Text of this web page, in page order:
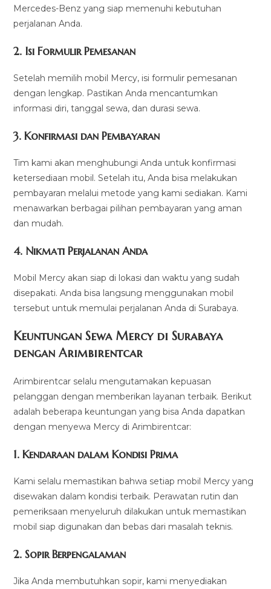
Mercedes-Benz yang siap memenuhi kebutuhan
perjalanan Anda.
2. Isi Formulir Pemesanan
Setelah memilih mobil Mercy, isi formulir pemesanan
dengan lengkap. Pastikan Anda mencantumkan
informasi diri, tanggal sewa, dan durasi sewa.
3. Konfirmasi dan Pembayaran
Tim kami akan menghubungi Anda untuk konfirmasi
ketersediaan mobil. Setelah itu, Anda bisa melakukan
pembayaran melalui metode yang kami sediakan. Kami
menawarkan berbagai pilihan pembayaran yang aman
dan mudah.
4. Nikmati Perjalanan Anda
Mobil Mercy akan siap di lokasi dan waktu yang sudah
disepakati. Anda bisa langsung menggunakan mobil
tersebut untuk memulai perjalanan Anda di Surabaya.
Keuntungan Sewa Mercy di Surabaya
dengan Arimbirentcar
Arimbirentcar selalu mengutamakan kepuasan
pelanggan dengan memberikan layanan terbaik. Berikut
adalah beberapa keuntungan yang bisa Anda dapatkan
dengan menyewa Mercy di Arimbirentcar:
1. Kendaraan dalam Kondisi Prima
Kami selalu memastikan bahwa setiap mobil Mercy yang
disewakan dalam kondisi terbaik. Perawatan rutin dan
pemeriksaan menyeluruh dilakukan untuk memastikan
mobil siap digunakan dan bebas dari masalah teknis.
2. Sopir Berpengalaman
Jika Anda membutuhkan sopir, kami menyediakan